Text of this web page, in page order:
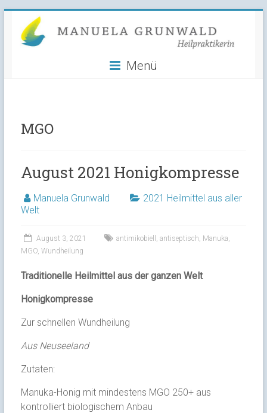
content
Manuela
Grunwald
Menü
MGO
August 2021 Honigkompresse
Manuela Grunwald
2021 Heilmittel aus aller
Welt
August 3, 2021 antimikobiell antiseptisch Manuka
MGO, Wundheilung
Traditionelle Heilmittel aus der ganzen Welt
Honigkompresse
Zur schnellen Wundheilung
Aus Neuseeland
Zutaten:
Manuka-Honig mit mindestens MGO 250+ aus
kontrolliert biologischem Anbau